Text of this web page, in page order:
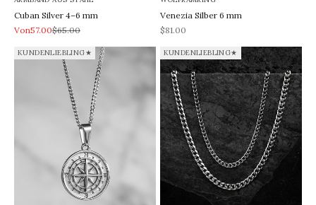
Cuban Silver 4–6 mm
REA-pris
Von57.00Pris
$65.00
Venezia Silber 6 mm
REA-pris
$81.00
KUNDENLIEBLING★ KUNDENLIEBLING★